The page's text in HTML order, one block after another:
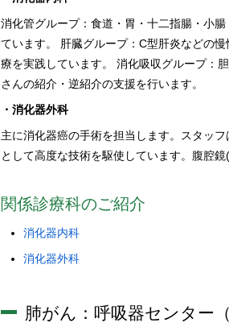
消化管グループ：食道・胃・十二指腸・小
ています。 肝臓グループ：C型肝炎などの
療を実践しています。 消化吸収グループ：
さんの紹介・逆紹介の支援を行います。
・消化器外科
主に消化器癌の手術を担当します。スタッ
として高度な技術を駆使しています。腹腔
関係診療科のご紹介
消化器内科
消化器外科
肺がん：呼吸器センター